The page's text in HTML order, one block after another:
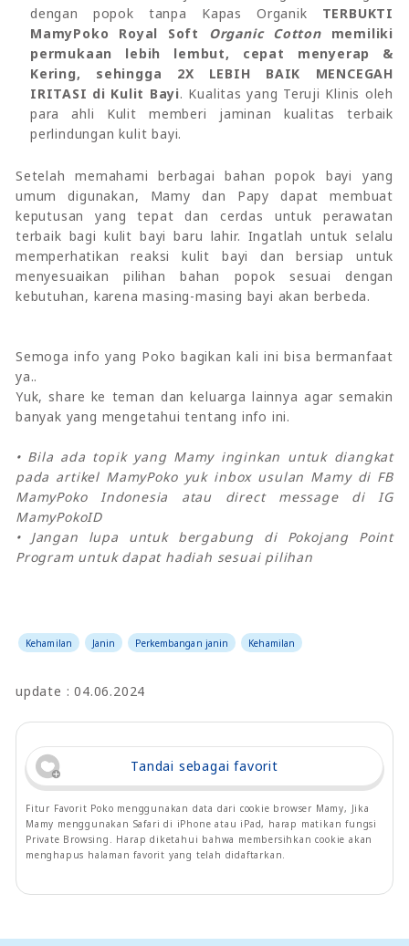
dengan popok tanpa Kapas Organik TERBUKTI
MamyPoko Royal Soft Organic Cottonmemiliki
permukaan lebih lembut, cepat menyerap &
Kering, sehingga 2X LEBIH BAIK MENCEGAH
IRITASI di Kulit Bayi. Kualitas yang Teruji Klinis oleh
para ahli Kulit memberi jaminan kualitas terbaik
perlindungan kulit bayi.
Setelah memahami berbagai bahan popok bayi yang
umum digunakan, Mamy dan Papy dapat membuat
keputusan yang tepat dan cerdas untuk perawatan
terbaik bagi kulit bayi baru lahir. Ingatlah untuk selalu
memperhatikan reaksi kulit bayi dan bersiap untuk
menyesuaikan pilihan bahan popok sesuai dengan
kebutuhan, karena masing-masing bayi akan berbeda.
Semoga info yang Poko bagikan kali ini bisa bermanfaat
ya..
Yuk, share ke teman dan keluarga lainnya agar semakin
banyak yang mengetahui tentang info ini.
• Bila ada topik yang Mamy inginkan untuk diangkat
pada artikel MamyPoko yuk inbox usulan Mamy di FB
MamyPoko Indonesia atau direct message di IG
MamyPokoID
• Jangan lupa untuk bergabung di Pokojang Point
Program untuk dapat hadiah sesuai pilihan
Kehamilan Janin Perkembangan janin Kehamilan
update : 04.06.2024
Tandai sebagai favorit
Fitur Favorit Poko menggunakan data dari cookie browser Mamy, Jika
Mamy menggunakan Safari di iPhone atau iPad, harap matikan fungsi
Private Browsing. Harap diketahui bahwa membersihkan cookie akan
menghapus halaman favorit yang telah didaftarkan.